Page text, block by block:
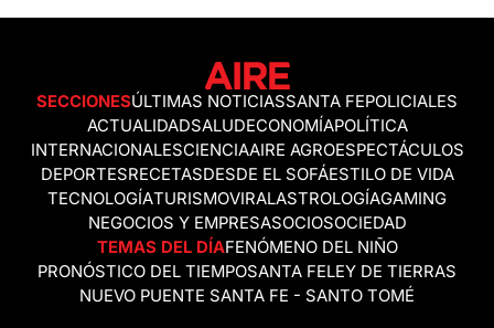
SECCIONESÚLTIMAS NOTICIASSANTA FEPOLICIALES
ACTUALIDADSALUDECONOMÍAPOLÍTICA
INTERNACIONALESCIENCIAAIRE AGROESPECTÁCULOS
DEPORTESRECETASDESDE EL SOFÁESTILO DE VIDA
TECNOLOGÍATURISMOVIRALASTROLOGÍAGAMING
NEGOCIOS Y EMPRESASOCIOSOCIEDAD
TEMAS DEL DÍAFENÓMENO DEL NIÑO
PRONÓSTICO DEL TIEMPOSANTA FELEY DE TIERRAS
NUEVO PUENTE SANTA FE - SANTO TOMÉ